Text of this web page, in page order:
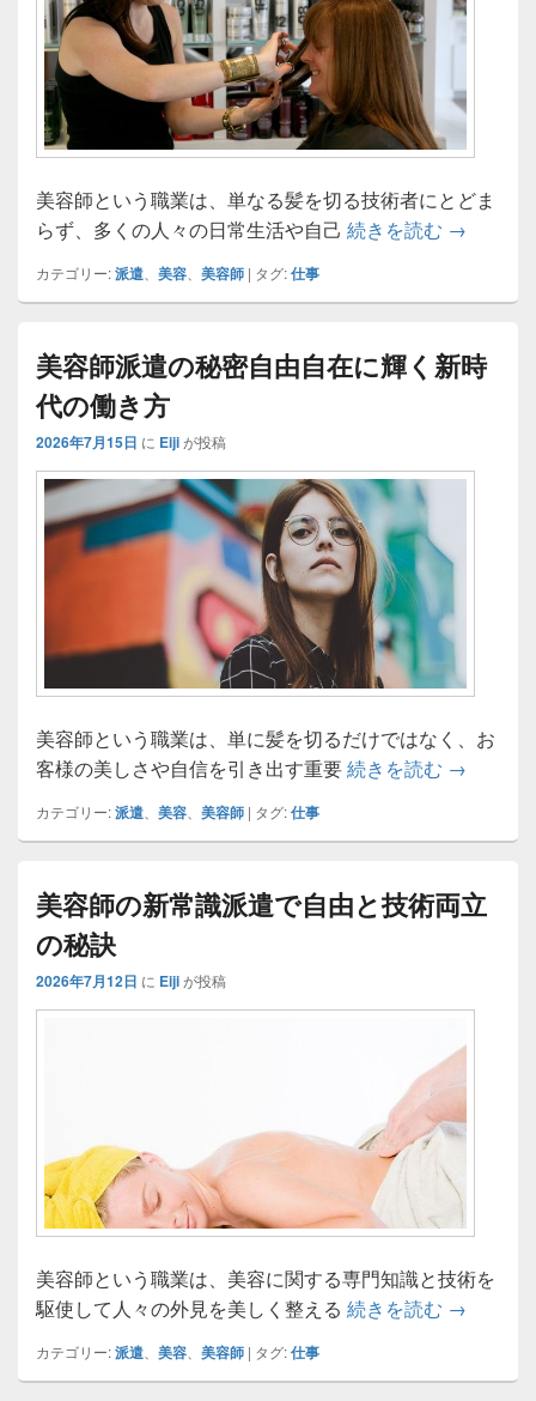
美容師という職業は、単なる髪を切る技術者にとどま
らず、多くの人々の日常生活や自己 続きを読む 美容師が
→
カテゴリー:派遣 美容 美容師 | タグ:仕事
美容師派遣の秘密自由自在に輝く新時
代の働き方
2026年7月15日 に Eijiが投稿
美容師という職業は、単に髪を切るだけではなく、お
客様の美しさや自信を引き出す重要続きを読む 美容師派
→
カテゴリー:派遣、 美容、 美容師 | タグ:仕事
美容師の新常識派遣で自由と技術両立
の秘訣
2026年7月12日 に Eijiが投稿
美容師という職業は、美容に関する専門知識と技術を
駆使して人々の外見を美しく整える 続きを読む 美容師の
→
カテゴリー:派遣 美容 美容師 | タグ:仕事